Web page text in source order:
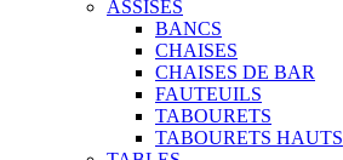
ASSISES
BANCS
CHAISES
CHAISES DE BAR
FAUTEUILS
TABOURETS
TABOURETS HAUTS